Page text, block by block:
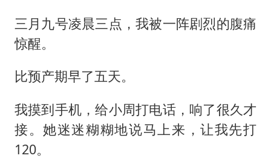
三月九号凌晨三点，我被一阵剧烈的腹痛
惊醒。
比预产期早了五天。
我摸到手机，给小周打电话，响了很久才
接。她迷迷糊糊地说马上来，让我先打
120。